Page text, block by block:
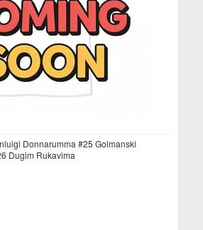
Donnarumma #25 Golmanski
Dugim Rukavima